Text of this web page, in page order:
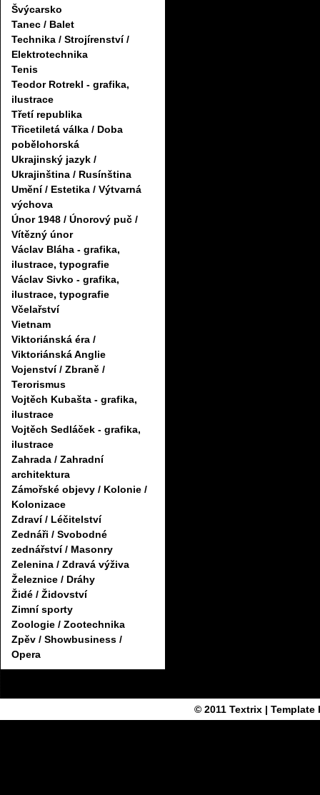
Švýcarsko
Tanec / Balet
Technika / Strojírenství /
Elektrotechnika
Tenis
Teodor Rotrekl - grafika,
ilustrace
Třetí republika
Třicetiletá válka / Doba
pobělohorská
Ukrajinský jazyk /
Ukrajinština / Rusínština
Umění / Estetika / Výtvarná
výchova
Únor 1948 / Únorový puč /
Vítězný únor
Václav Bláha - grafika,
ilustrace, typografie
Václav Sivko - grafika,
ilustrace, typografie
Včelařství
Vietnam
Viktoriánská éra /
Viktoriánská Anglie
Vojenství / Zbraně /
Terorismus
Vojtěch Kubašta - grafika,
ilustrace
Vojtěch Sedláček - grafika,
ilustrace
Zahrada / Zahradní
architektura
Zámořské objevy / Kolonie /
Kolonizace
Zdraví / Léčitelství
Zednáři / Svobodné
zednářství / Masonry
Zelenina / Zdravá výživa
Železnice / Dráhy
Židé / Židovství
Zimní sporty
Zoologie / Zootechnika
Zpěv / Showbusiness /
Opera
© 2011 Textrix| Template